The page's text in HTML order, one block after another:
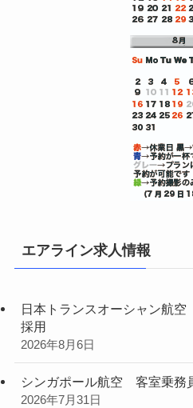
エアライン求人情報
日本トランスオーシャン航
採用
2026年8月6日
シンガポール航空 客室乗務
2026年7月31日